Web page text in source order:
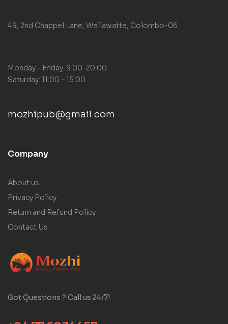
49, 2nd Chappel Lane, Wellawatte, Colombo-06
Monday – Friday: 9:00-20:00
Saturday: 11:00 – 15:00
mozhipub@gmail.com
Company
About us
Privacy Policy
Return and Refund Policy
Contact Us
Got Questions ? Call us 24/7!